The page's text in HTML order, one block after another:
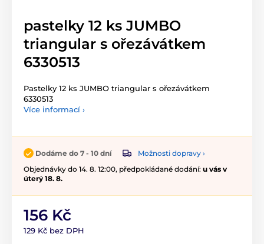
pastelky 12 ks JUMBO
triangular s ořezávátkem
6330513
Pastelky 12 ks JUMBO triangular s ořezávátkem
6330513
Více informací ›
Dodáme do 7 - 10 dní
Možnosti dopravy ›
Objednávky do 14. 8. 12:00, předpokládané dodání: u vás v
úterý 18. 8.
156 Kč
129 Kč bez DPH